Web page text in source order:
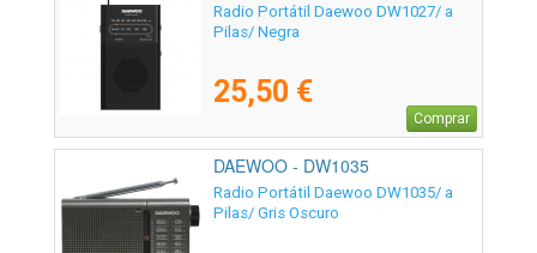
Radio Portátil Daewoo DW1027/ a
Pilas/ Negra
25,50 €
Comprar
DAEWOO - DW1035
Radio Portátil Daewoo DW1035/ a
Pilas/ Gris Oscuro